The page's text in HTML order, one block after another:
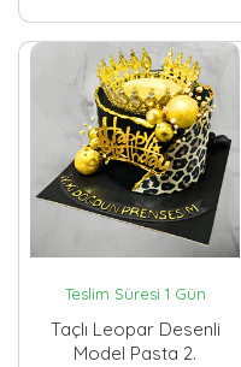
Teslim Süresi 1 Gün
Taçlı Leopar Desenli
Model Pasta 2.